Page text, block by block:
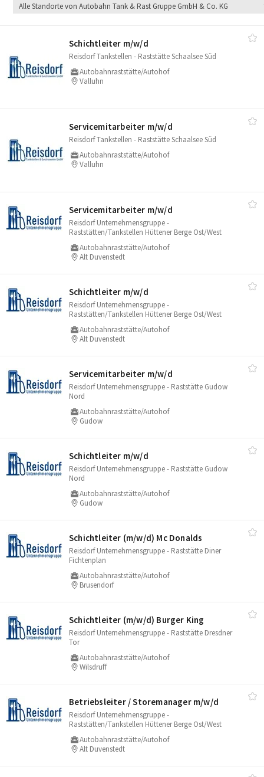
Alle Standorte von Autobahn Tank & Rast Gruppe GmbH & Co. KG
Schichtleiter m/​w/​d
Reisdorf Tankstellen - Raststätte Schaalsee Süd
Autobahnraststätte/Autohof
Valluhn
Servicemitarbeiter m/​w/​d
Reisdorf Tankstellen - Raststätte Schaalsee Süd
Autobahnraststätte/Autohof
Valluhn
Servicemitarbeiter m/​w/​d
Reisdorf Unternehmensgruppe -
Raststätten/Tankstellen Hüttener Berge Ost/West
Autobahnraststätte/Autohof
Alt Duvenstedt
Schichtleiter m/​w/​d
Reisdorf Unternehmensgruppe -
Raststätten/Tankstellen Hüttener Berge Ost/West
Autobahnraststätte/Autohof
Alt Duvenstedt
Servicemitarbeiter m/​w/​d
Reisdorf Unternehmensgruppe - Raststätte Gudow
Nord
Autobahnraststätte/Autohof
Gudow
Schichtleiter m/​w/​d
Reisdorf Unternehmensgruppe - Raststätte Gudow
Nord
Autobahnraststätte/Autohof
Gudow
Schichtleiter (m/​w/​d) Mc Donalds
Reisdorf Unternehmensgruppe - Raststätte Diner
Fichtenplan
Autobahnraststätte/Autohof
Brusendorf
Schichtleiter (m/​w/​d) Burger King
Reisdorf Unternehmensgruppe - Raststätte Dresdner
Tor
Autobahnraststätte/Autohof
Wilsdruff
Betriebsleiter /​ Storemanager m/​w/​d
Reisdorf Unternehmensgruppe -
Raststätten/Tankstellen Hüttener Berge Ost/West
Autobahnraststätte/Autohof
Alt Duvenstedt